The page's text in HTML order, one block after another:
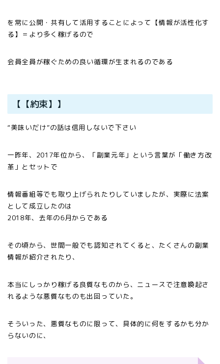
を常に公開・共有して活用することによって【情報が活性化す
る】＝より多く稼げるので
会員全員が稼ぐための良い循環が生まれるのである
【【約束】】
“美味いだけ”の話は信用しないで下さい
一昨年、2017年位から、「副業元年」という言葉が「働き方改
革」とセットで
情報番組等でも取り上げられたりしていましたが、実際に法案
として成立したのは
2018年、去年の6月からである
その頃から、世間一般でも認知されてくると、たくさんの副業
情報が紹介されたり、
本当にしっかり稼げる良質なものから、ニュースで注意喚起さ
れるような悪質なものも出回っていた。
そういった、悪質なものに限って、具体的に何をするかも分か
らないのに、